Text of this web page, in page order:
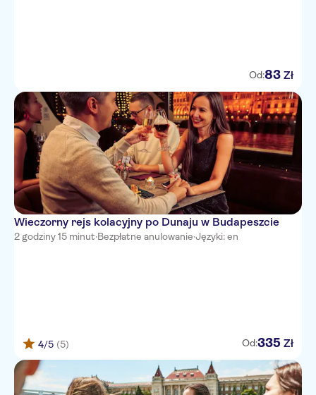
Od:83 Zł
Wieczorny rejs kolacyjny po Dunaju w Budapeszcie
2 godziny 15 minut·Bezpłatne anulowanie·Języki: en
4/5 (5) Od:335 Zł